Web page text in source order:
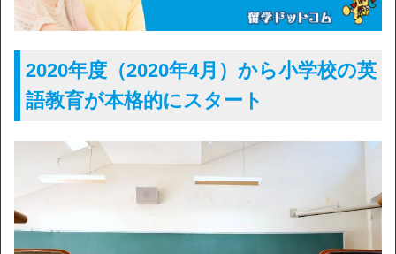
2020年度（2020年4月）から小学校の英
語教育が本格的にスタート